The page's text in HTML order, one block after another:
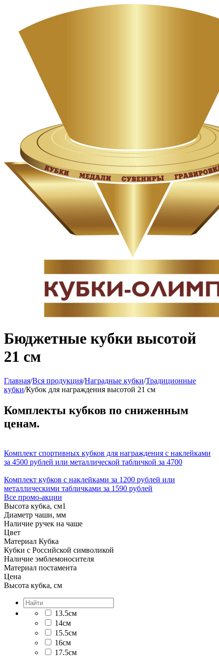
Бюджетные кубки высотой
21 см
Главная/Вся продукция/Наградные кубки/Традиционные
кубки/Кубок для награждения высотой 21 см
Комплекты кубков по сниженным
ценам.
Комплект спортивных кубков для награждения с наклейками
за 4500 рублей или металлической табличкой за 4700
Комплект кубков с наклейками за 1200 рублей или
металлическими табличками за 1590 рублей
Все промо-акции
Высота кубка, см1
Диаметр чаши, мм
Наличие ручек на чаше
Цвет
Материал Кубка
Кубки с Российской символикой
Наличие эмблемоносителя
Материал постамента
Цена
Высота кубка, см
13.5см
14см
15.5см
16см
17.5см